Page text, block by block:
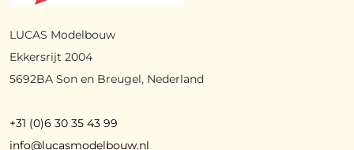
LUCAS Modelbouw
Ekkersrijt 2004
5692BA Son en Breugel, Nederland
+31 (0)6 30 35 43 99
info@lucasmodelbouw.nl